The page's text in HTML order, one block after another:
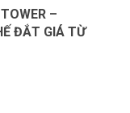
–
ĐẮT GIÁ TỪ